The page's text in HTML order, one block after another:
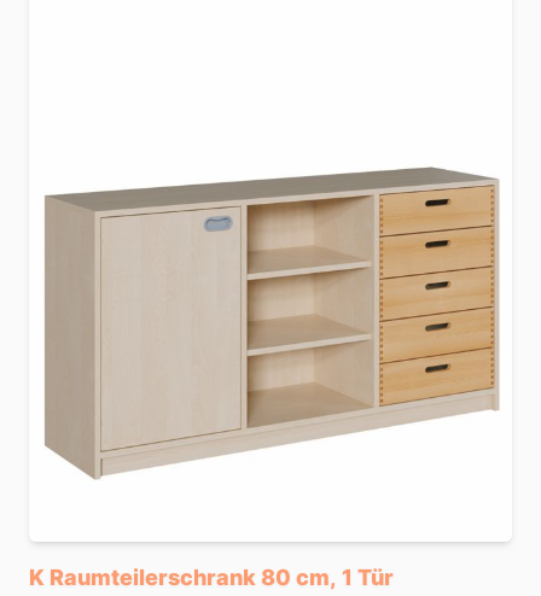
K Raumteilerschrank 80 cm, 1 Tür